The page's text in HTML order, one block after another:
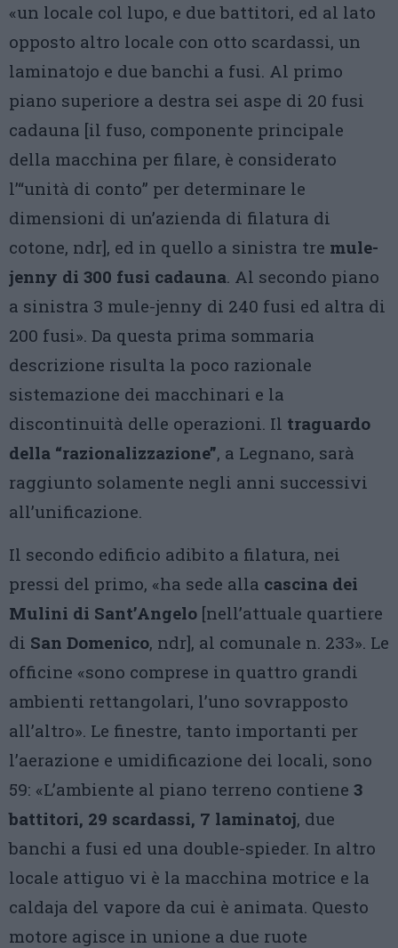
«un locale col lupo, e due battitori, ed al lato
opposto altro locale con otto scardassi, un
laminatojo e due banchi a fusi. Al primo
piano superiore a destra sei aspe di 20 fusi
cadauna [il fuso, componente principale
della macchina per filare, è considerato
l’“unità di conto” per determinare le
dimensioni di un’azienda di filatura di
cotone, ndr], ed in quello a sinistra tre mule-
jenny di 300 fusi cadauna. Al secondo piano
a sinistra 3 mule-jenny di 240 fusi ed altra di
200 fusi». Da questa prima sommaria
descrizione risulta la poco razionale
sistemazione dei macchinari e la
discontinuità delle operazioni. Il traguardo
della “razionalizzazione”, a Legnano, sarà
raggiunto solamente negli anni successivi
all’unificazione.
Il secondo edificio adibito a filatura, nei
pressi del primo, «ha sede alla cascina dei
Mulini di Sant’Angelo [nell’attuale quartiere
di San Domenico, ndr], al comunale n. 233». Le
officine «sono comprese in quattro grandi
ambienti rettangolari, l’uno sovrapposto
all’altro». Le finestre, tanto importanti per
l’aerazione e umidificazione dei locali, sono
59: «L’ambiente al piano terreno contiene 3
battitori, 29 scardassi, 7 laminatoj, due
banchi a fusi ed una double-spieder. In altro
locale attiguo vi è la macchina motrice e la
caldaja del vapore da cui è animata. Questo
motore agisce in unione a due ruote